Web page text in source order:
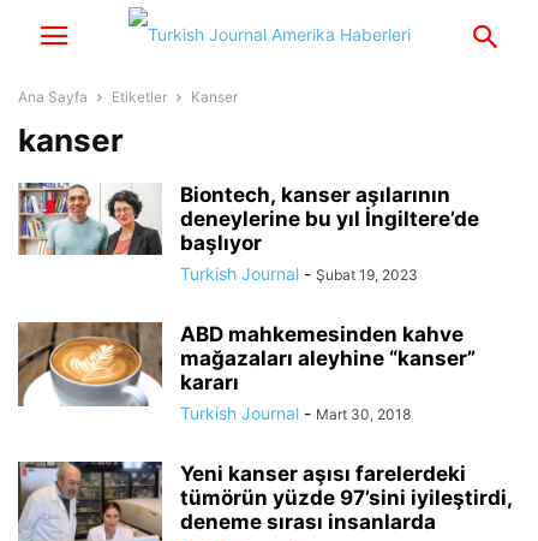
Ana Sayfa Etiketler Kanser
kanser
Biontech, kanser aşılarının
deneylerine bu yıl İngiltere’de
başlıyor
Turkish Journal - Şubat 19, 2023
ABD mahkemesinden kahve
mağazaları aleyhine “kanser”
kararı
Turkish Journal - Mart 30, 2018
Yeni kanser aşısı farelerdeki
tümörün yüzde 97’sini iyileştirdi,
deneme sırası insanlarda